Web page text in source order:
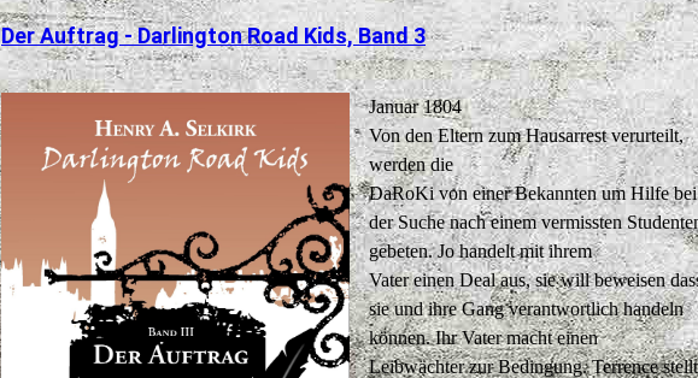
Der Auftrag - Darlington Road Kids, Band 3
Januar 1804
Von den Eltern zum Hausarrest verurteilt,
werden die
DaRoKi von einer Bekannten um Hilfe bei
der Suche nach einem vermissten
gebeten. Jo handelt mit ihrem
Vater einen Deal aus, sie will beweisen
sie und ihre Gang verantwortlich handeln
können. Ihr Vater macht einen
Leibwächter zur Bedingung. Terrence